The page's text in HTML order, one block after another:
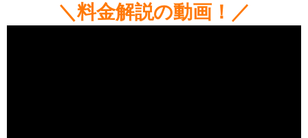
＼料金解説の動画！／